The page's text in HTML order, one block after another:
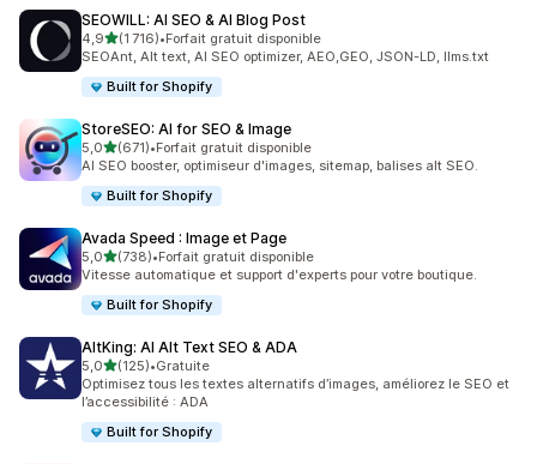
SEOWILL: AI SEO & AI Blog Post
4,9étoile(s) sur 5
(1 716)
1716 avis au total
•Forfait gratuit disponible
SEOAnt, Alt text, AI SEO optimizer, AEO,GEO, JSON-LD, llms.txt
Built for Shopify
StoreSEO: AI for SEO & Image
5,0étoile(s) sur 5
(671)
671 avis au total
•Forfait gratuit disponible
AI SEO booster, optimiseur d'images, sitemap, balises alt SEO.
Built for Shopify
Avada Speed : Image et Page
5,0étoile(s) sur 5
(738)
738 avis au total
•Forfait gratuit disponible
Vitesse automatique et support d'experts pour votre boutique.
Built for Shopify
AltKing: AI Alt Text SEO & ADA
5,0étoile(s) sur 5
(125)
125 avis au total
•Gratuite
Optimisez tous les textes alternatifs d’images, améliorez le SEO et
l’accessibilité : ADA
Built for Shopify